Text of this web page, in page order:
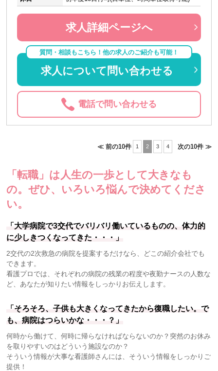
求人詳細ページへ
質問・相談もこちら！他の求人のご紹介も可能！
求人について問い合わせる
電話で問い合わせる
≪ 前の10件 1 2 3 4 次の10件 ≫
「転職」は人生の一歩として大きなも
の。ぜひ、いろいろ悩んで決めてくださ
い。
「大学病院で3交代でバリバリ働いているものの、体力的
に少しきつくなってきた・・・」
2交代の2次救急の病院を提案するだけなら、どこの紹介会社でも
できます。
看護プロでは、それぞれの病院の残業の程度や夜勤ナースの人数な
ど、あなたが知りたい情報をしっかりお伝えします。
「そろそろ、子供も大きくなってきたから復職したい。で
も、病院はつらいかな・・・？」
何時から働けて、何時に帰らなければならないのか？突然のお休み
を取りやすいのはどういう施設なのか？
そういう情報が大事な看護師さんには、そういう情報をしっかりご
提供！